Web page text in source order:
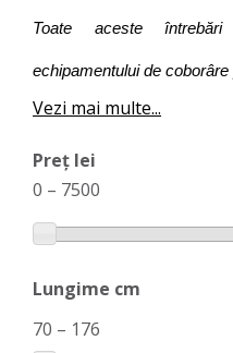
Toate aceste
echipamentului de coborâre
Vezi mai multe...
Preț lei
0 – 7500
Lungime cm
70 – 176